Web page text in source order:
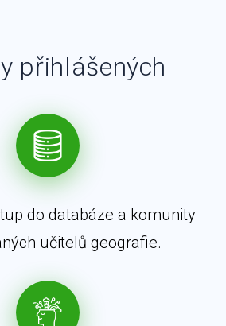
přihlášených
do databáze a komunity
učitelů geografie.